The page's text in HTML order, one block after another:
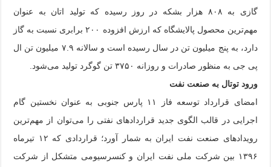
گازی به ۸۰۸ هزار بشکه در روز رسیده که تولید اتان به عنوان
مهم‌ترین محصول پالایشگاه که ارزش افزوده ۲۰۰ برابری نسبت به گاز
دارد، به پنج میلیون تن در سال رسیده است و سالانه ۷.۹ میلیون تن ال
پی جی به منظور صادرات و روزانه ۳۷۵۰ تن گوگرد تولید می‌شود.
ورود توتال به صنعت نفت
امضای قرارداد توسعه فاز ۱۱ پارس جنوبی به عنوان نخستین گام
اجرایی در قالب الگوی جدید قراردادهای نفتی را می‌توان از مهم‌ترین
رویدادهای صنعت نفت ایران به شمار آورد؛ قراردادی که ۱۲ تیرماه
۱۳۹۶ بین شرکت ملی نفت ایران و کنسرسیومی متشکل از شرکت